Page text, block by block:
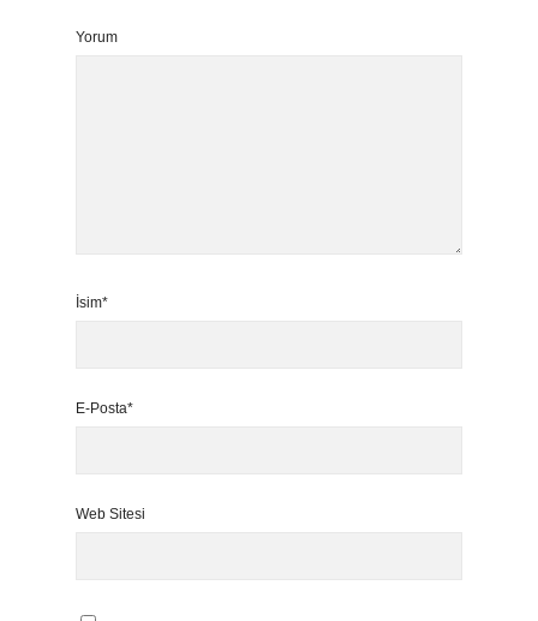
Yorum
İsim*
E-Posta*
Web Sitesi